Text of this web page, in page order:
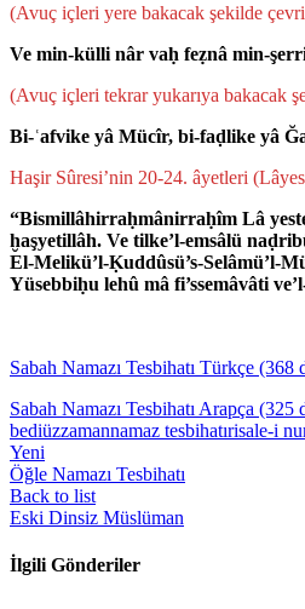
(Avuç içleri yere bakacak şekilde
Ve min-külli nâr vaḥ­ feẓnâ min-
(Avuç iç­leri tekrar yukarıya baka­cak
Bi-ʿafvike yâ Mücîr, bi-faḍlike yâ
Haşir Sûresi’nin 20-24. âyetleri
“Bismillâhirraḥmânirraḥîm Lâ
ḫaşyetillâh. Ve tilke’l-emsâlü
El-Melikü’l-Ḳuddûsü’s-Selâmü’l-
Yüsebbiḥu lehû mâ fi’ssemâvâti
Sabah Namazı Tesbihatı Türkçe (368
Sabah Namazı Tesbihatı Arapça (325
bediüzzamannamaz tesbihatırisale-i
Yeni
Öğle Namazı Tesbihatı
Back to list
Eski Dinsiz Müslüman
İlgili Gönderiler